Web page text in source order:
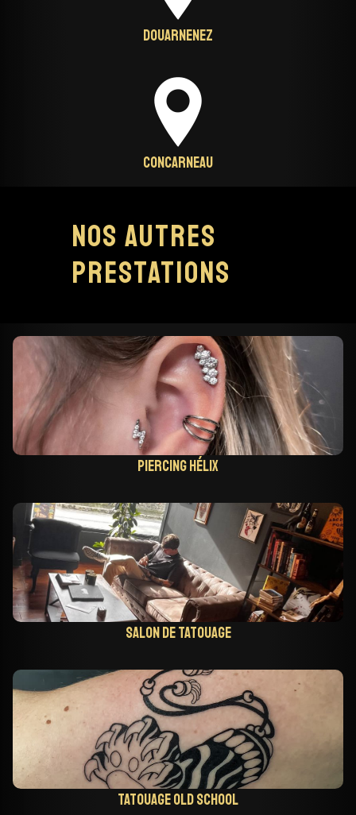
Douarnenez
Concarneau
Nos autres
prestations
Piercing hélix
Salon de tatouage
Tatouage old school